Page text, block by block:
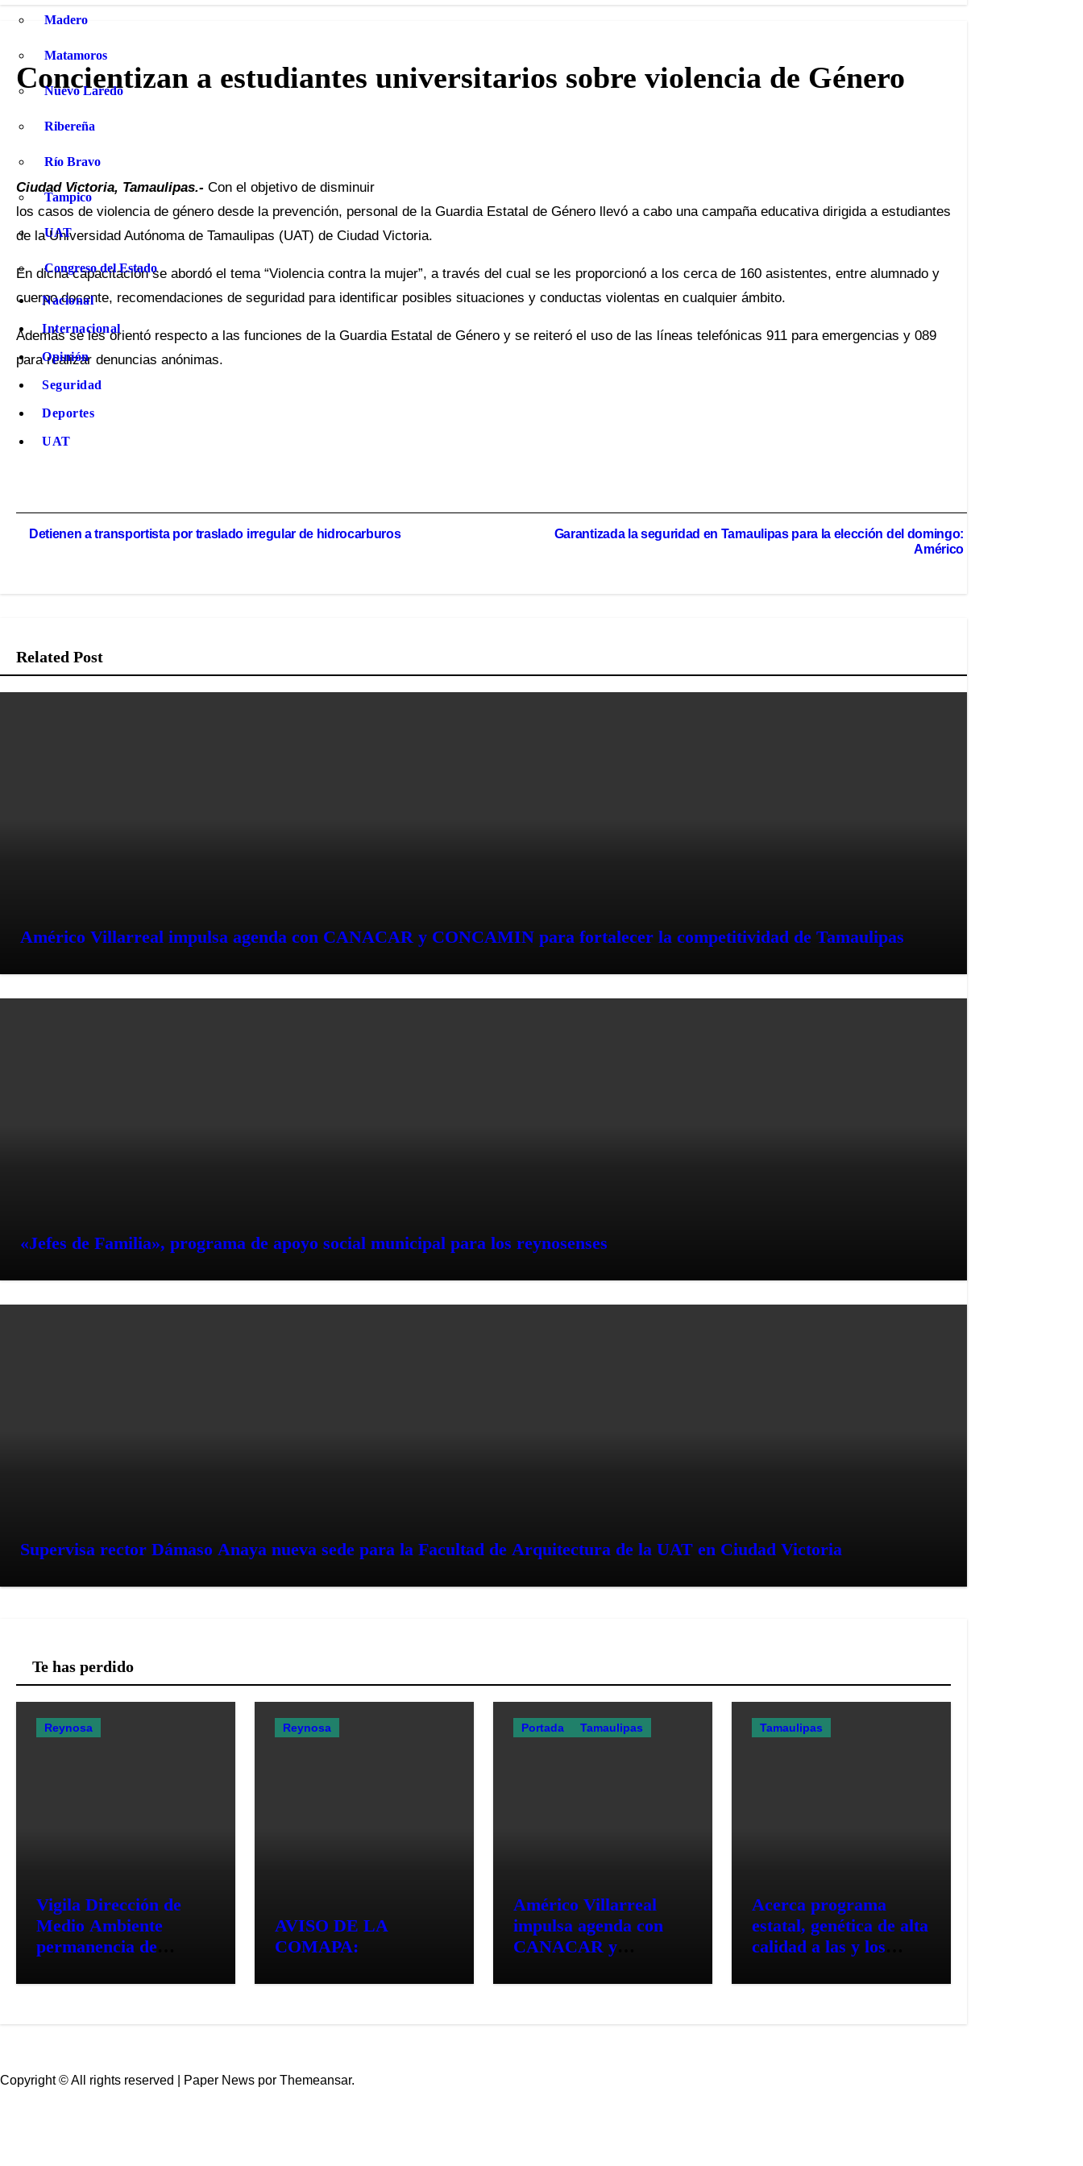
Madero
Matamoros
Nuevo Laredo
Ribereña
Río Bravo
Tampico
UAT
Congreso del Estado
Nacional
Internacional
Opinión
Seguridad
Deportes
UAT
Concientizan a estudiantes universitarios sobre violencia de Género
Ciudad Victoria, Tamaulipas.- Con el objetivo de disminuir
los casos de violencia de género desde la prevención, personal de la Guardia Estatal de Género llevó a cabo una campaña educativa dirigida a estudiantes
de la Universidad Autónoma de Tamaulipas (UAT) de Ciudad Victoria.
En dicha capacitación se abordó el tema “Violencia contra la mujer”, a través del cual se les proporcionó a los cerca de 160 asistentes, entre alumnado y
cuerpo docente, recomendaciones de seguridad para identificar posibles situaciones y conductas violentas en cualquier ámbito.
Además se les orientó respecto a las funciones de la Guardia Estatal de Género y se reiteró el uso de las líneas telefónicas 911 para emergencias y 089
para realizar denuncias anónimas.
Navegación
Detienen a transportista por traslado irregular de hidrocarburos
Garantizada la seguridad en Tamaulipas para la elección del domingo:
Américo
Related Post
Américo Villarreal impulsa agenda con CANACAR y CONCAMIN para fortalecer la competitividad de Tamaulipas
«Jefes de Familia», programa de apoyo social municipal para los reynosenses
Supervisa rector Dámaso Anaya nueva sede para la Facultad de Arquitectura de la UAT en Ciudad Victoria
Te has perdido
Reynosa
Vigila Dirección de
Medio Ambiente
permanencia de
en vía pública
Reynosa
AVISO DE LA
COMAPA:
Portada Tamaulipas
Américo Villarreal
impulsa agenda con
CANACAR y
fortalecer la
Tamaulipas
Acerca programa
estatal, genética de alta
calidad a las y los
Copyright © All rights reserved Paper News por Themeansar.